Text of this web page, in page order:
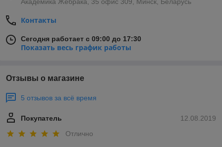
Контакты
Сегодня работает с 09:00 до 17:30
Показать весь график работы
Отзывы о магазине
5 отзывов за всё время
12.08.2019
Покупатель
Отлично